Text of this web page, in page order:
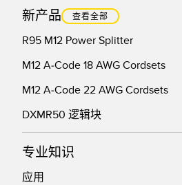
新产品 查看全部
R95 M12 Power Splitter
M12 A-Code 18 AWG Cordsets
M12 A-Code 22 AWG Cordsets
DXMR50 逻辑块
专业知识
应用